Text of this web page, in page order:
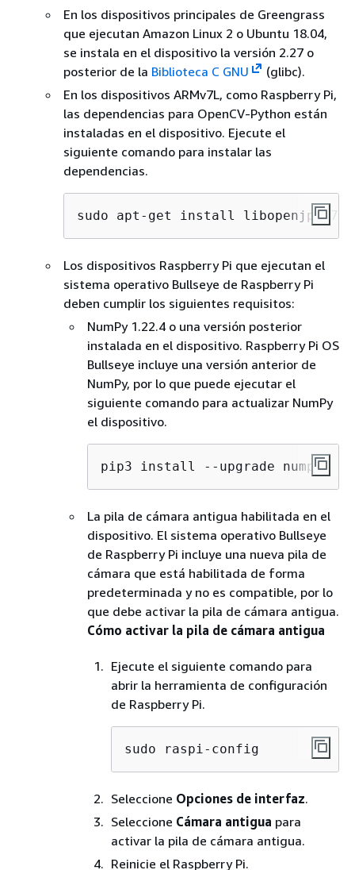
En los dispositivos principales de Greengrass
que ejecutan Amazon Linux 2 o Ubuntu 18.04,
se instala en el dispositivo la versión 2.27 o
posterior de la Biblioteca C GNU
(glibc).
En los dispositivos ARMv7L, como Raspberry Pi,
las dependencias para OpenCV-Python están
instaladas en el dispositivo. Ejecute el
siguiente comando para instalar las
dependencias.
sudo apt-get install libopenjp2-7
Los dispositivos Raspberry Pi que ejecutan el
sistema operativo Bullseye de Raspberry Pi
deben cumplir los siguientes requisitos:
NumPy 1.22.4 o una versión posterior
instalada en el dispositivo. Raspberry Pi OS
Bullseye incluye una versión anterior de
NumPy, por lo que puede ejecutar el
siguiente comando para actualizar NumPy
el dispositivo.
pip3 install --upgrade numpy
La pila de cámara antigua habilitada en el
dispositivo. El sistema operativo Bullseye
de Raspberry Pi incluye una nueva pila de
cámara que está habilitada de forma
predeterminada y no es compatible, por lo
que debe activar la pila de cámara antigua.
Cómo activar la pila de cámara antigua
Ejecute el siguiente comando para
abrir la herramienta de configuración
de Raspberry Pi.
sudo raspi-config
Seleccione Opciones de interfaz.
Seleccione Cámara antigua para
activar la pila de cámara antigua.
Reinicie el Raspberry Pi.